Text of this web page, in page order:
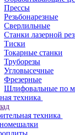
Прессы
Резьбонарезные
Сверлильные
Станки лазерной
Тиски
Токарные станки
Труборезы
Угловысечные
Фрезерные
Шлифовальные по
техника
техника